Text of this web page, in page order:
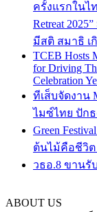
ครั้งแรกในไท
Retreat
มีสติ สมาธิ
TCEB Hosts
for Driving
Celebration
ทีเส็บจัดงาน
ไมซ์ไทย ปักธ
Green
ต้นไม้คือชีวิ
วธอ.8 ขานรั
ABOUT US